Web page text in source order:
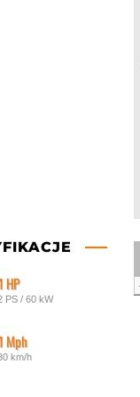
HP
PS / 60 kW
Mph
km/h